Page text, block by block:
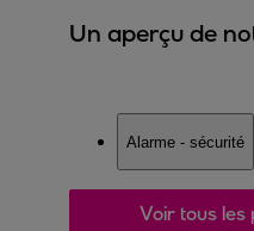
Un aperçu de
Alarme - sécurité
Voir tous les